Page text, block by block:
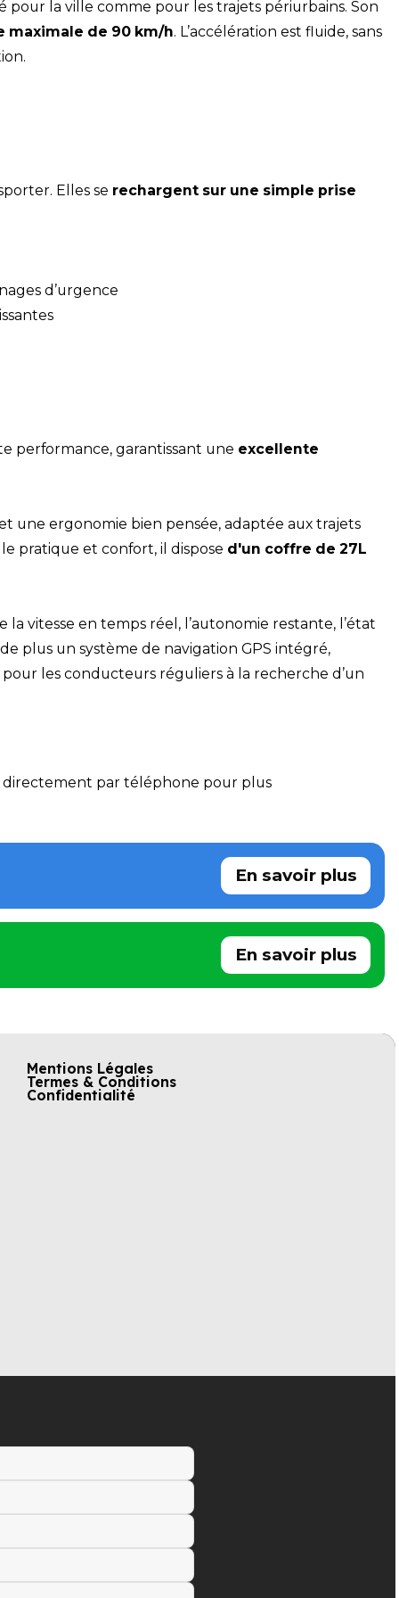
la ville comme pour les trajets périurbains. Son
maximale de 90 km/h. L’accélération est fluide, sans
Elles se rechargent sur une simple prise
d’urgence
performance, garantissant une excellente
ergonomie bien pensée, adaptée aux trajets
pratique et confort, il dispose d'un coffre de 27L
la vitesse en temps réel, l’autonomie restante, l’état
plus un système de navigation GPS intégré,
les conducteurs réguliers à la recherche d’un
par téléphone pour plus
En savoir plus
En savoir plus
Mentions Légales
Termes & Conditions
Confidentialité